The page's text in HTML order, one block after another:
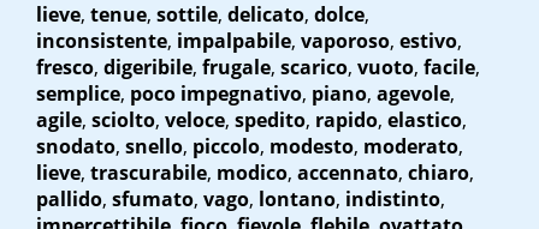
lieve, tenue, sottile, delicato, dolce,
inconsistente, impalpabile, vaporoso, estivo,
fresco, digeribile, frugale, scarico, vuoto, facile,
semplice, poco impegnativo, piano, agevole,
agile, sciolto, veloce, spedito, rapido, elastico,
snodato, snello, piccolo, modesto, moderato,
lieve, trascurabile, modico, accennato, chiaro,
pallido, sfumato, vago, lontano, indistinto,